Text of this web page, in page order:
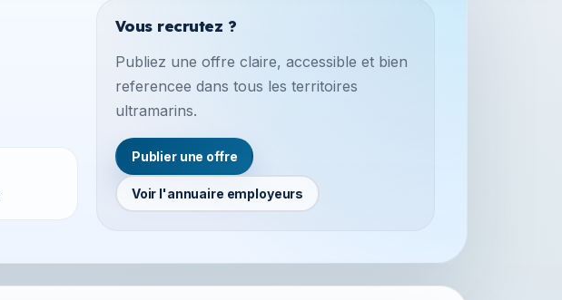
Vous recrutez ?
Publiez une offre claire, accessible et bien
referencee dans tous les territoires
ultramarins.
Publier une offre
Voir l'annuaire employeurs